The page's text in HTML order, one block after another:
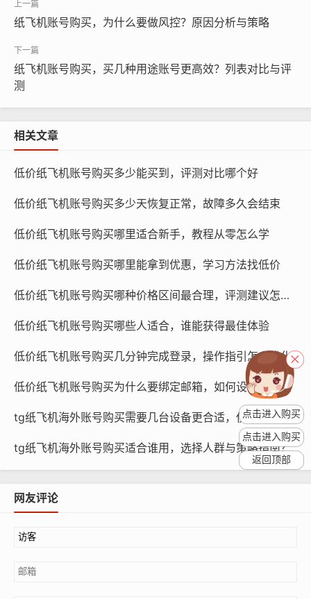
纸飞机账号购买, 在线购买tg账号, 电报聊天账号购买,wdd
点赞评论等,确保账号权限符合您的需求。
账号状态：确认账号是否被禁用、封禁或存在其他问题，
购买前，请检查账号的状态，以免造成不必要的麻烦。 查
内容与您的品牌或个人形象相符。
账号粉丝和互动：查看账号的粉丝数量和互动情况，了解
账号的活跃度，购买前,请评估账号的粉丝基础和互动能
纸飞机账号购买, 在线购买tg账号, 电报聊天账号购买,wdd
纸飞机账号购买，为什么要做风控？原因分析与策略
纸飞机账号购买，买几种用途账号更高效？列表对比与评
测
相关文章
低价纸飞机账号购买多少能买到，评测对比哪个好
低价纸飞机账号购买多少天恢复正常，故障多久会结束
低价纸飞机账号购买哪里适合新手，教程从零怎么学
低价纸飞机账号购买哪里能拿到优惠，学习方法找低价
低价纸飞机账号购买哪种价格区间最合理，评测建议怎么定价
低价纸飞机账号购买哪些人适合，谁能获得最佳体验
低价纸飞机账号购买几分钟完成登录，操作指引怎么优化
低价纸飞机账号购买为什么要绑定邮箱，如何设置更安全
tg纸飞机海外账号购买需要几台设备更合适，使用方法对比？
tg纸飞机海外账号购买适合谁用，选择人群与策略指南？
网友评论
点击进入购买
点击进入购买
返回顶部